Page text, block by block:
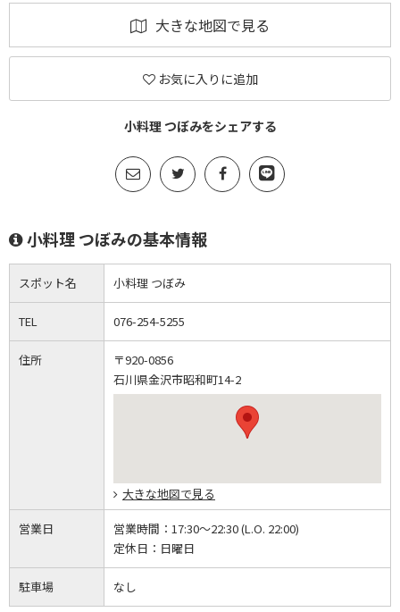
大きな地図で見る
お気に入りに追加
小料理 つぼみをシェアする
小料理 つぼみの基本情報
スポット名 小料理 つぼみ
TEL 076-254-5255
住所
〒920-0856
石川県金沢市昭和町14-2
大きな地図で見る
営業日 営業時間： 17:30～22:30 (L.O. 22:00)
定休日： 日曜日
駐車場 なし